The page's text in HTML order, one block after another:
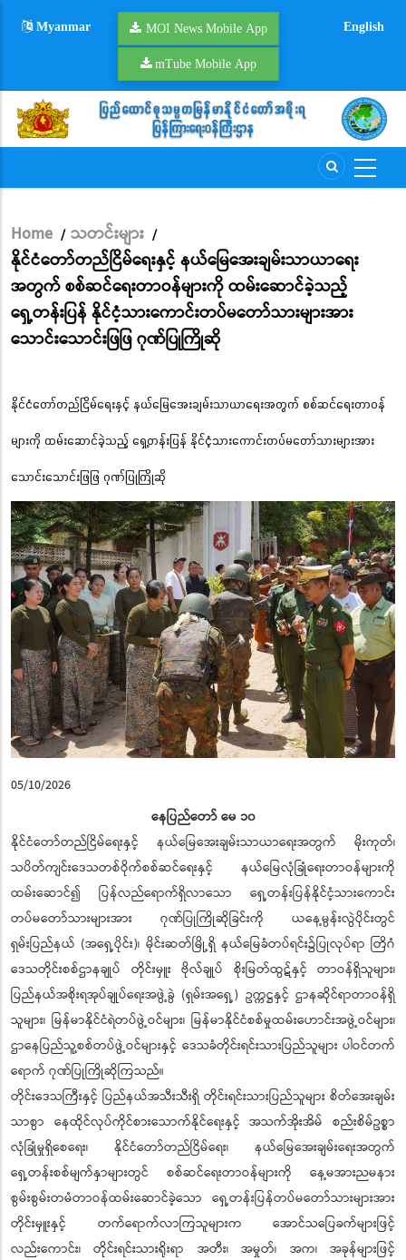
Myanmar MOI News Mobile App
mTube Mobile App
English
Breadcrumb
Home / သတင်းများ /
နိုင်ငံတော်တည်ငြိမ်ရေးနှင့် နယ်မြေအေးချမ်းသာယာရေး
အတွက် စစ်ဆင်ရေးတာဝန်များကို ထမ်းဆောင်ခဲ့သည့်
ရှေ့တန်းပြန် နိုင်ငံ့သားကောင်းတပ်မတော်သားများအား
သောင်းသောင်းဖြဖြ ဂုဏ်ပြုကြိုဆို
နိုင်ငံတော်တည်ငြိမ်ရေးနှင့် နယ်မြေအေးချမ်းသာယာရေးအတွက် စစ်ဆင်ရေးတာဝန်
များကို ထမ်းဆောင်ခဲ့သည့် ရှေ့တန်းပြန် နိုင်ငံ့သားကောင်းတပ်မတော်သားများအား
သောင်းသောင်းဖြဖြ ဂုဏ်ပြုကြိုဆို
05/10/2026
နေပြည်တော် မေ ၁၀
နိုင်ငံတော်တည်ငြိမ်ရေးနှင့် နယ်မြေအေးချမ်းသာယာရေးအတွက် မိုးကုတ်၊
သပိတ်ကျင်းဒေသတစ်ဝိုက်စစ်ဆင်ရေးနှင့် နယ်မြေလုံခြုံရေးတာဝန်များကို
ထမ်းဆောင်၍ ပြန်လည်ရောက်ရှိလာသော ရှေ့တန်းပြန်နိုင်ငံ့သားကောင်း
တပ်မတော်သားများအား ဂုဏ်ပြုကြိုဆိုခြင်းကို ယနေ့မွန်းလွဲပိုင်းတွင်
ရှမ်းပြည်နယ် (အရှေ့ပိုင်း)၊ မိုင်းဆတ်မြို့ရှိ နယ်မြေခံတပ်ရင်း၌ပြုလုပ်ရာ တြိဂံ
ဒေသတိုင်းစစ်ဌာနချုပ် တိုင်းမှူး ဗိုလ်ချုပ် စိုးမြတ်ထွဋ်နှင့် တာဝန်ရှိသူများ၊
ပြည်နယ်အစိုးရအုပ်ချုပ်ရေးအဖွဲ့ခွဲ (ရှမ်းအရှေ့) ဥက္ကဋ္ဌနှင့် ဌာနဆိုင်ရာတာဝန်ရှိ
သူများ၊ မြန်မာနိုင်ငံရဲတပ်ဖွဲ့ဝင်များ၊ မြန်မာနိုင်ငံစစ်မှုထမ်းဟောင်းအဖွဲ့ဝင်များ၊
ဌာနေပြည်သူ့စစ်တပ်ဖွဲ့ဝင်များနှင့် ဒေသခံတိုင်းရင်းသားပြည်သူများ ပါဝင်တက်
ရောက် ဂုဏ်ပြုကြိုဆိုကြသည်။
တိုင်းဒေသကြီးနှင့် ပြည်နယ်အသီးသီးရှိ တိုင်းရင်းသားပြည်သူများ စိတ်အေးချမ်း
သာစွာ နေထိုင်လုပ်ကိုင်စားသောက်နိုင်ရေးနှင့် အသက်အိုးအိမ် စည်းစိမ်ဥစ္စာ
လုံခြုံမှုရှိစေရေး၊ နိုင်ငံတော်တည်ငြိမ်ရေး၊ နယ်မြေအေးချမ်းရေးအတွက်
ရှေ့တန်းစစ်မျက်နှာများတွင် စစ်ဆင်ရေးတာဝန်များကို နေ့မအားညမနား
စွမ်းစွမ်းတမံတာဝန်ထမ်းဆောင်ခဲ့သော ရှေ့တန်းပြန်တပ်မတော်သားများအား
တိုင်းမှူးနှင့် တက်ရောက်လာကြသူများက အောင်သပြေခက်များဖြင့်
လည်းကောင်း၊ တိုင်းရင်းသားရိုးရာ အတီး၊ အမှုတ်၊ အက၊ အခုန်များဖြင့်